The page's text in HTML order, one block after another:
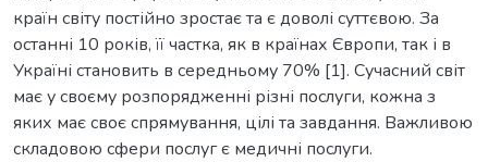
країн світу постійно зростає та є доволі суттєвою. За
останні 10 років, її частка, як в країнах Європи, так і в
Україні становить в середньому 70% [1]. Сучасний світ
має у своєму розпорядженні різні послуги, кожна з
яких має своє спрямування, цілі та завдання. Важливою
складовою сфери послуг є медичні послуги.